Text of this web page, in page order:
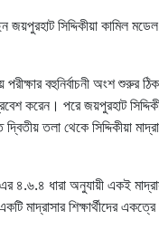
সিদ্দিকীয়া কামিল
বহুনির্বাচনী অংশ শুরুর
করেন। পরে জয়পুরহাট
তলা থেকে সিদ্দিকীয়া
ধারা অনুযায়ী একই
মাদ্রাসার শিক্ষার্থীদের